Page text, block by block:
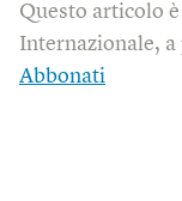
Questo articolo
Internazionale, a
Abbonati